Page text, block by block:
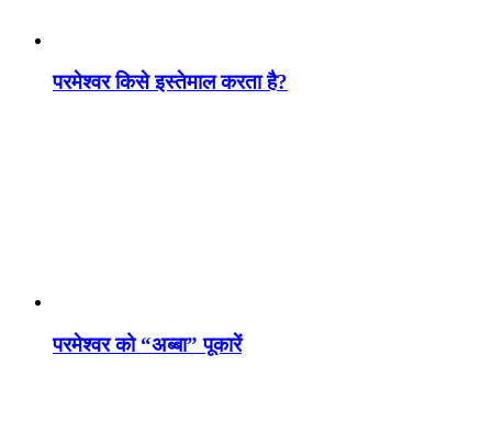
परमेश्वर किसे इस्तेमाल करता है?
परमेश्वर को “अब्बा” पूकारें